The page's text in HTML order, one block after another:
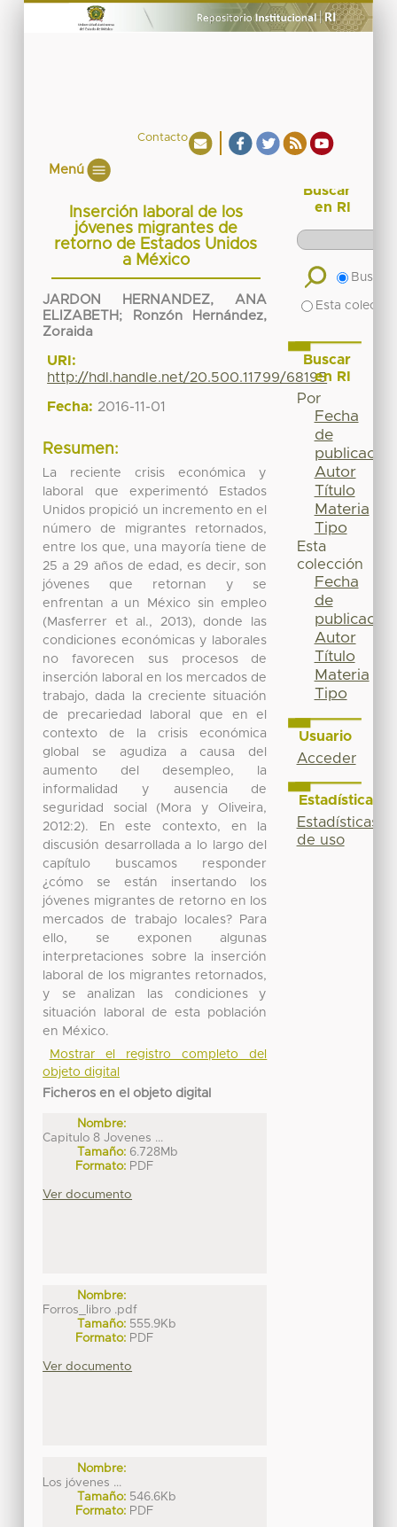
Contacto
Menú
Inserción laboral de los
jóvenes migrantes de
retorno de Estados Unidos
a México
JARDON HERNANDEZ, ANA
ELIZABETH ;
Ronzón Hernández,
Zoraida
URI:
http://hdl.handle.net/20.500.11799/68195
Fecha: 2016-11-01
Resumen:
La reciente crisis económica y
laboral que experimentó Estados
Unidos propició un incremento en el
número de migrantes retornados,
entre los que, una mayoría tiene de
25 a 29 años de edad, es decir, son
jóvenes que retornan y se
enfrentan a un México sin empleo
(Masferrer et al., 2013), donde las
condiciones económicas y laborales
no favorecen sus procesos de
inserción laboral en los mercados de
trabajo, dada la creciente situación
de precariedad laboral que en el
contexto de la crisis económica
global se agudiza a causa del
aumento del desempleo, la
informalidad y ausencia de
seguridad social (Mora y Oliveira,
2012:2). En este contexto, en la
discusión desarrollada a lo largo del
capítulo buscamos responder
¿cómo se están insertando los
jóvenes migrantes de retorno en los
mercados de trabajo locales? Para
ello, se exponen algunas
interpretaciones sobre la inserción
laboral de los migrantes retornados,
y se analizan las condiciones y
situación laboral de esta población
en México.
Mostrar el registro completo del
objeto digital
Ficheros en el objeto digital
Nombre:
Capitulo 8 Jovenes ...
Tamaño: 6.728Mb
Formato: PDF
Ver documento
Nombre:
Forros_libro .pdf
Tamaño: 555.9Kb
Formato: PDF
Ver documento
Nombre:
Los jóvenes ...
Tamaño: 546.6Kb
Formato: PDF
Buscar
en RI
Buscar
Esta
Buscar
en RI
Por
Fecha
de
publicación
Autor
Título
Materia
Tipo
Esta
colección
Fecha
de
publicación
Autor
Título
Materia
Tipo
Usuario
Acceder
Estadísticas
Estadísticas
de uso